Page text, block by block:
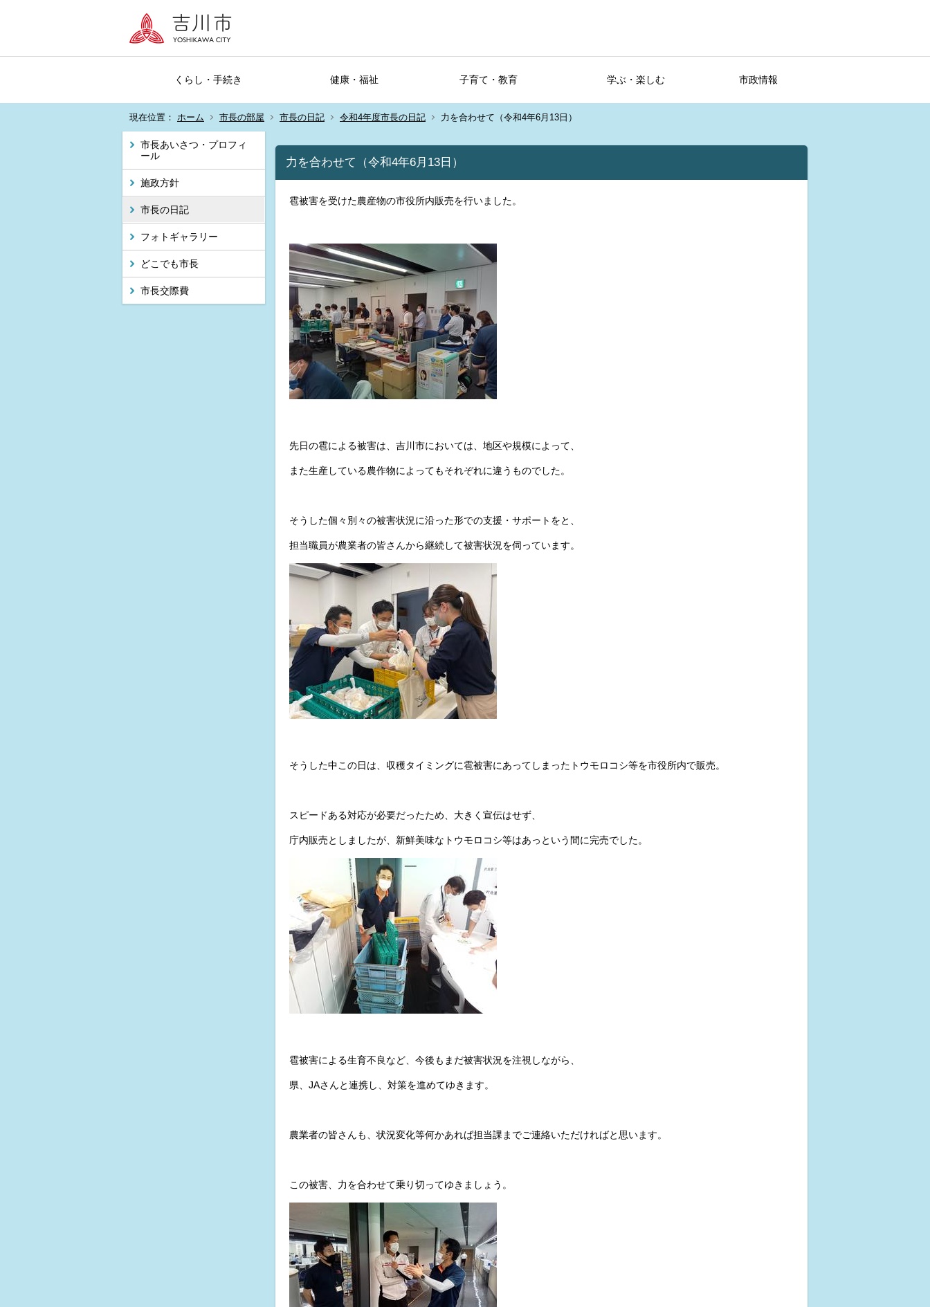
くらし・手続き 健康・福祉 子育て・教育 学ぶ・楽しむ 市政情報
現在位置： ホーム 市長の部屋 市長の日記 令和4年度市長の日記 力を合わせて（令和4年6月13日）
市長あいさつ・プロフィ
ール
施政方針
市長の日記
フォトギャラリー
どこでも市長
市長交際費
力を合わせて（令和4年6月13日）
雹被害を受けた農産物の市役所内販売を行いました。
先日の雹による被害は、吉川市においては、地区や規模によって、
また生産している農作物によってもそれぞれに違うものでした。
そうした個々別々の被害状況に沿った形での支援・サポートをと、
担当職員が農業者の皆さんから継続して被害状況を伺っています。
そうした中この日は、収穫タイミングに雹被害にあってしまったトウモロコシ等を市役所内で販売。
スピードある対応が必要だったため、大きく宣伝はせず、
庁内販売としましたが、新鮮美味なトウモロコシ等はあっという間に完売でした。
雹被害による生育不良など、今後もまだ被害状況を注視しながら、
県、JAさんと連携し、対策を進めてゆきます。
農業者の皆さんも、状況変化等何かあれば担当課までご連絡いただければと思います。
この被害、力を合わせて乗り切ってゆきましょう。